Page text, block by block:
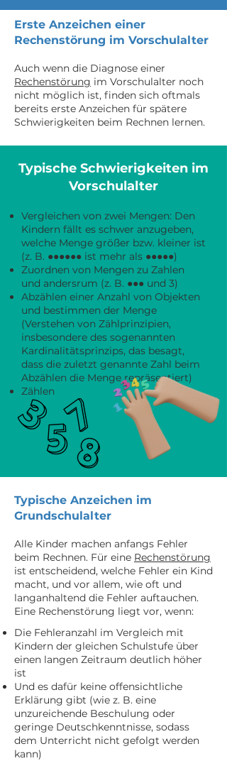
Erste Anzeichen einer
Rechenstörung im Vorschulalter
Auch wenn die Diagnose einer
Rechenstörung im Vorschulalter noch
nicht möglich ist, finden sich oftmals
bereits erste Anzeichen für spätere
Schwierigkeiten beim Rechnen lernen.
Typische Schwierigkeiten im
Vorschulalter
Vergleichen von zwei Mengen: Den
Kindern fällt es schwer anzugeben,
welche Menge größer bzw. kleiner ist
(z. B. ●●●●●● ist mehr als ●●●●●)
Zuordnen von Mengen zu Zahlen
und andersrum (z. B. ●●● und 3)
Abzählen einer Anzahl von Objekten
und bestimmen der Menge
(Verstehen von Zählprinzipien,
insbesondere des sogenannten
Kardinalitätsprinzips, das besagt,
dass die zuletzt genannte Zahl beim
Abzählen die Menge repräsentiert)
Zählen
Typische Anzeichen im
Grundschulalter
Alle Kinder machen anfangs Fehler
beim Rechnen. Für eine Rechenstörung
ist entscheidend, welche Fehler ein Kind
macht, und vor allem, wie oft und
langanhaltend die Fehler auftauchen.
Eine Rechenstörung liegt vor, wenn:
Die Fehleranzahl im Vergleich mit
Kindern der gleichen Schulstufe über
einen langen Zeitraum deutlich höher
ist
Und es dafür keine offensichtliche
Erklärung gibt (wie z. B. eine
unzureichende Beschulung oder
geringe Deutschkenntnisse, sodass
dem Unterricht nicht gefolgt werden
kann)